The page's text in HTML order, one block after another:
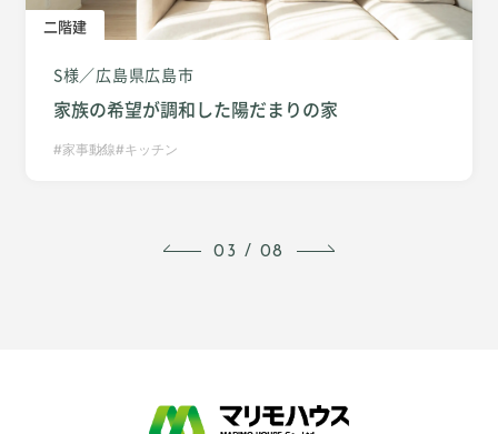
二階建
S様 広島県広島市
家族の希望が調和した陽だまりの家
家事動線 キッチン
03 / 08